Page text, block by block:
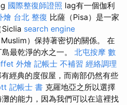
國際整復師證照 lag有一個伽利
燴 台北 整復 比薩（Pisa）是一家
Siclia search engine
Muslim）保持著密切的關係。 在
最乾淨的水之一。 北屯按摩 數
外燴 記帳士 不補習 經絡調理
經典的度假屋，而南部仍然有些
記帳士 書 克羅地亞之所以選擇
的能力，因為我們可以在這裡找